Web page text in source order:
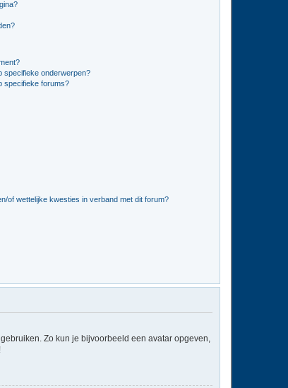
specifieke onderwerpen?
specifieke forums?
of wettelijke kwesties in verband met dit forum?
Zo kun je bijvoorbeeld een avatar opgeven,